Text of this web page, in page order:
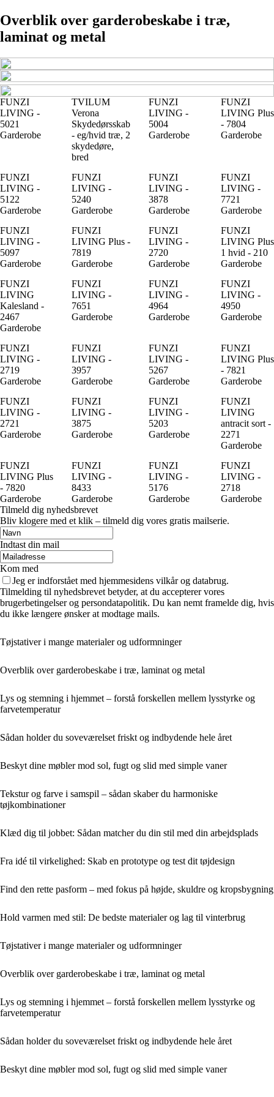
Overblik over garderobeskabe i træ,
laminat og metal
FUNZI
LIVING -
5021
Garderobe
TVILUM
Verona
Skydedørsskab
- eg/hvid træ, 2
skydedøre,
bred
FUNZI
LIVING -
5004
Garderobe
FUNZI
LIVING Plus
- 7804
Garderobe
FUNZI
LIVING -
5122
Garderobe
FUNZI
LIVING -
5240
Garderobe
FUNZI
LIVING -
3878
Garderobe
FUNZI
LIVING -
7721
Garderobe
FUNZI
LIVING -
5097
Garderobe
FUNZI
LIVING Plus -
7819
Garderobe
FUNZI
LIVING -
2720
Garderobe
FUNZI
LIVING Plus
1 hvid - 210
Garderobe
FUNZI
LIVING
Kalesland -
2467
Garderobe
FUNZI
LIVING -
7651
Garderobe
FUNZI
LIVING -
4964
Garderobe
FUNZI
LIVING -
4950
Garderobe
FUNZI
LIVING -
2719
Garderobe
FUNZI
LIVING -
3957
Garderobe
FUNZI
LIVING -
5267
Garderobe
FUNZI
LIVING Plus
- 7821
Garderobe
FUNZI
LIVING -
2721
Garderobe
FUNZI
LIVING -
3875
Garderobe
FUNZI
LIVING -
5203
Garderobe
FUNZI
LIVING
antracit sort -
2271
Garderobe
FUNZI
LIVING Plus
- 7820
Garderobe
FUNZI
LIVING -
8433
Garderobe
FUNZI
LIVING -
5176
Garderobe
FUNZI
LIVING -
2718
Garderobe
Tilmeld dig nyhedsbrevet
Bliv klogere med et klik – tilmeld dig vores gratis mailserie.
Indtast din mail
Kom med
Jeg er indforstået med hjemmesidens vilkår og databrug.
Tilmelding til nyhedsbrevet betyder, at du accepterer vores
brugerbetingelser og persondatapolitik. Du kan nemt framelde dig, hvis
du ikke længere ønsker at modtage mails.
Tøjstativer i mange materialer og udformninger
Overblik over garderobeskabe i træ, laminat og metal
Lys og stemning i hjemmet – forstå forskellen mellem lysstyrke og
farvetemperatur
Sådan holder du soveværelset friskt og indbydende hele året
Beskyt dine møbler mod sol, fugt og slid med simple vaner
Tekstur og farve i samspil – sådan skaber du harmoniske
tøjkombinationer
Klæd dig til jobbet: Sådan matcher du din stil med din arbejdsplads
Fra idé til virkelighed: Skab en prototype og test dit tøjdesign
Find den rette pasform – med fokus på højde, skuldre og kropsbygning
Hold varmen med stil: De bedste materialer og lag til vinterbrug
Tøjstativer i mange materialer og udformninger
Overblik over garderobeskabe i træ, laminat og metal
Lys og stemning i hjemmet – forstå forskellen mellem lysstyrke og
farvetemperatur
Sådan holder du soveværelset friskt og indbydende hele året
Beskyt dine møbler mod sol, fugt og slid med simple vaner